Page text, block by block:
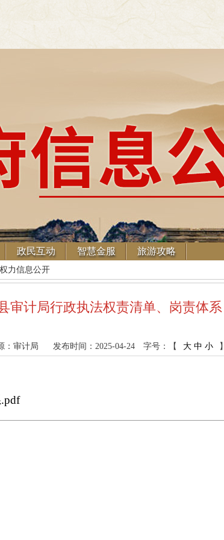
政民互动 智慧金服 旅游攻略
力信息公开
审计局行政执法权责清单、岗责体系
：审计局 发布时间：2025-04-24 字号：【 大 中 小 】